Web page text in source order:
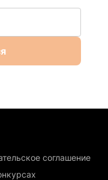
соглашение